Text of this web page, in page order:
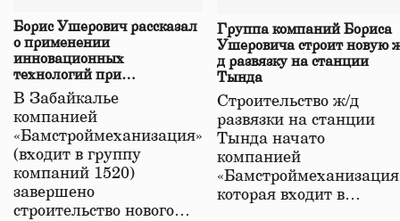
Борис Ушерович рассказал
о применении
инновационных
технологий при
строительстве нового моста
в Забайкалье
В Забайкалье
компанией
«Бамстроймеханизация»
(входит в группу
компаний 1520)
завершено
строительство нового…
Группа компаний Бориса
Ушеровича строит новую
д развязку на станции
Тында
Строительство ж/д
развязки на станции
Тында начато
компанией
которая входит в…